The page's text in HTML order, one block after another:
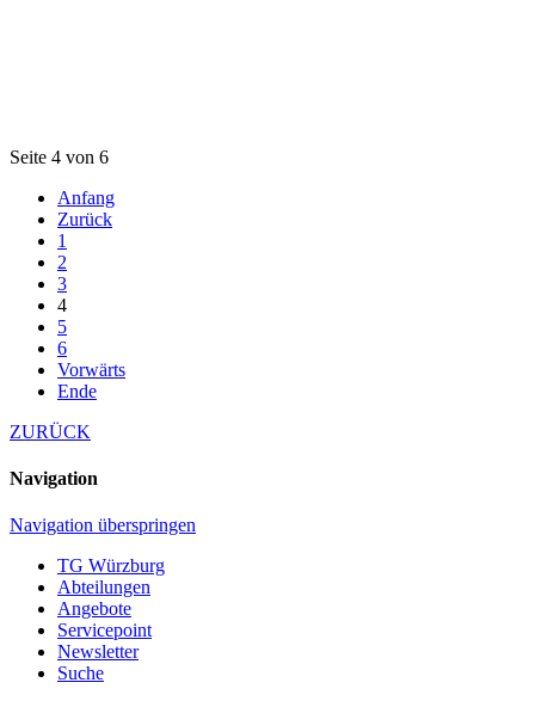
Seite 4 von 6
Anfang
Zurück
1
2
3
4
5
6
Vorwärts
Ende
ZURÜCK
Navigation
Navigation überspringen
TG Würzburg
Abteilungen
Angebote
Servicepoint
Newsletter
Suche